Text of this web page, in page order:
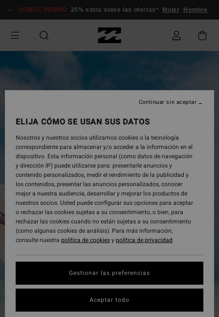
información
producto
DOBLE PROMO 25% extra sobre las ofertas* Mujer Hombre
ELIJA CÓMO SE USAN SUS DATOS
Nosotros y nuestros socios utilizamos cookies o la tecnología
correspondiente para almacenar y/o acceder a la información en el
dispositivo. Esta información personal (como datos de navegación
y dirección IP) puede utilizarse para: presentarle anuncios y
contenido personalizados, medir el rendimiento de la publicidad y
los contenidos, presentar las anuncios personalizados, conocer
mejor a nuestra audiencia, desarrollar y mejorar los productos de
nuestros socios. Usted puede configurar sus opciones para aceptar
o rechazar las cookies sujetas a su consentimiento, o bien, para
rechazar las cookies cuando no están sujetas a su consentimiento
(como algunas cookies de análisis). Para más información,
consulte nuestra política de cookiesypolítica de privacidad
Gestionar las preferencias
Continuar sin aceptar
Aceptar todo